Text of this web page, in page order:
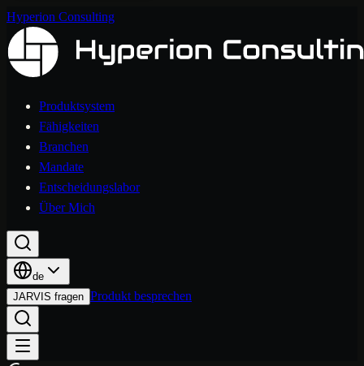
Hyperion Consulting
Produktsystem
Fähigkeiten
Branchen
Mandate
Entscheidungslabor
Über Mich
de
JARVIS fragen Produkt besprechen